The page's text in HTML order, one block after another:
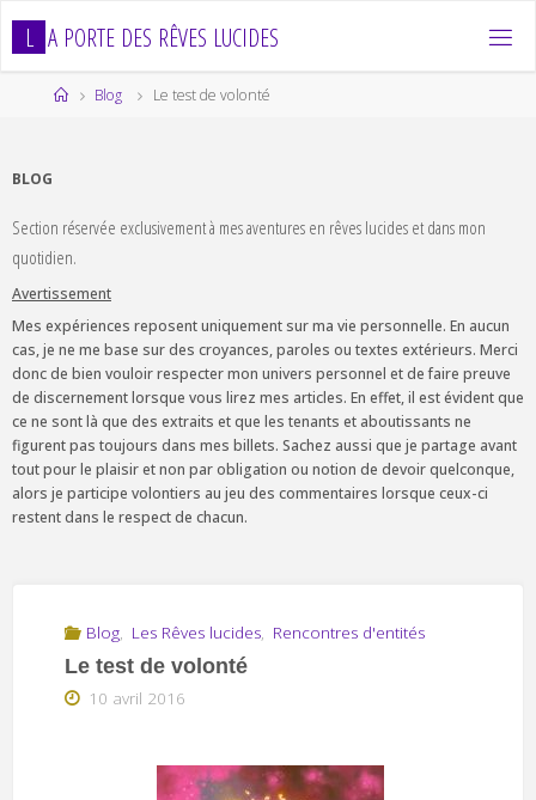
L A PORTE DES RÊVES LUCIDES
HomeBlog Le test de volonté
BLOG
Section réservée exclusivement à mes aventures en rêves lucides et dans mon
quotidien.
Avertissement
Mes expériences reposent uniquement sur ma vie personnelle. En aucun
cas, je ne me base sur des croyances, paroles ou textes extérieurs. Merci
donc de bien vouloir respecter mon univers personnel et de faire preuve
de discernement lorsque vous lirez mes articles. En effet, il est évident que
ce ne sont là que des extraits et que les tenants et aboutissants ne
figurent pas toujours dans mes billets. Sachez aussi que je partage avant
tout pour le plaisir et non par obligation ou notion de devoir quelconque,
alors je participe volontiers au jeu des commentaires lorsque ceux-ci
restent dans le respect de chacun.
Blog, Les Rêves lucides, Rencontres d'entités
Le test de volonté
10 avril 2016